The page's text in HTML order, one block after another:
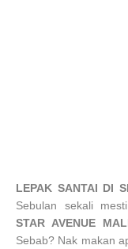
LEPAK SANTAI DI
Sebulan sekali mesti
STAR AVENUE
Sebab? Nak makan